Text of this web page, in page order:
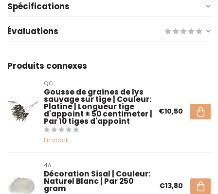
Spécifications
Évaluations
Produits connexes
QC
Gousse de graines de lys
sauvage sur tige | Couleur:
Platine | Longueur tige
d'appoint ± 50 centimeter |
Par 10 tiges d'appoint
En stock
€10,50
4A
Décoration Sisal | Couleur:
Naturel Blanc | Par 250
gram €13,80